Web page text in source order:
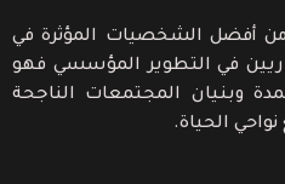
من أفضل الشخصيات المؤثرة في
في التطوير المؤسسي فهو
وبنيان المجتمعات الناجحة
الحياة.